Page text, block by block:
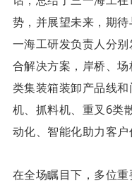
势，并展望未来，期
一海工研发负责人分
合解决方案，岸桥、
类集装箱装卸产品线
机、抓料机、重叉6类
动化、智能化助力客户
在全场瞩目下，多位